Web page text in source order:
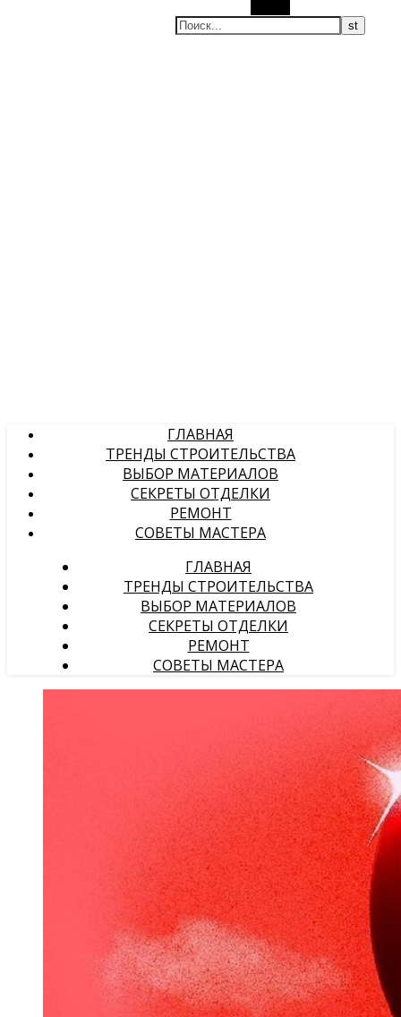
ГЛАВНАЯ
ТРЕНДЫ СТРОИТЕЛЬСТВА
ВЫБОР МАТЕРИАЛОВ
СЕКРЕТЫ ОТДЕЛКИ
РЕМОНТ
СОВЕТЫ МАСТЕРА
ГЛАВНАЯ
ТРЕНДЫ СТРОИТЕЛЬСТВА
ВЫБОР МАТЕРИАЛОВ
СЕКРЕТЫ ОТДЕЛКИ
РЕМОНТ
СОВЕТЫ МАСТЕРА